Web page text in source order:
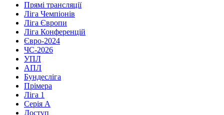
Прямі трансляції
Ліга Чемпіонів
Ліга Європи
Ліга Конференцій
Євро-2024
ЧС-2026
УПЛ
АПЛ
Бундесліга
Прімера
Ліга 1
Серія А
Доступ